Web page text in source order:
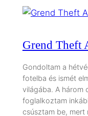
Grend Theft
Gondoltam a
fotelba és ismét
világába. A három
foglalkoztam
csúsztam be, mert